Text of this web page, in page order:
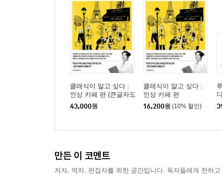
클래식이 알고 싶다 :
인상 카페 편 (큰글자도
서)
43,000원
클래식이 알고 싶다 :
인상 카페 편
16,200원 (10% 할인)
만든 이 코멘트
저자, 역자, 편집자를 위한 공간입니다. 독자들에게 전하